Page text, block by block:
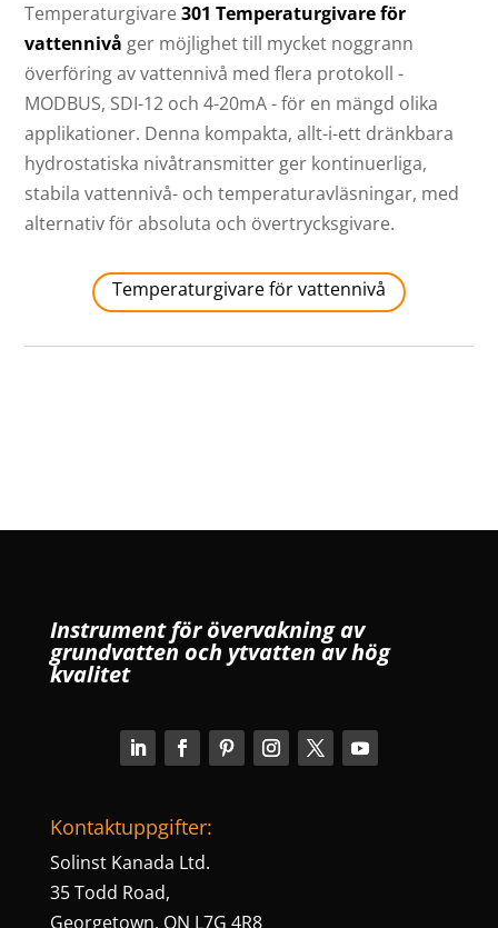
Temperaturgivare301 Temperaturgivare för
vattennivå ger möjlighet till mycket noggrann
överföring av vattennivå med flera protokoll -
MODBUS, SDI-12 och 4-20mA - för en mängd olika
applikationer. Denna kompakta, allt-i-ett dränkbara
hydrostatiska nivåtransmitter ger kontinuerliga,
stabila vattennivå- och temperaturavläsningar, med
alternativ för absoluta och övertrycksgivare.
Temperaturgivare för vattennivå
Instrument för övervakning av
grundvatten och ytvatten av hög
kvalitet
Kontaktuppgifter:
Solinst Kanada Ltd.
35 Todd Road,
Georgetown, ON L7G 4R8